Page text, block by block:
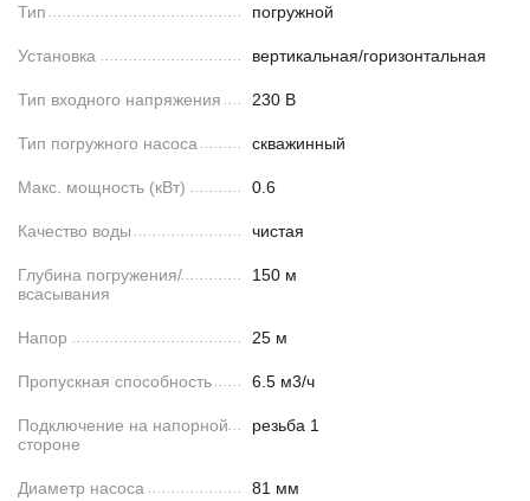
Тип погружной
Установка вертикальная/горизонтальная
Тип входного напряжения 230 В
Тип погружного насоса скважинный
Макс. мощность (кВт) 0.6
Качество воды чистая
Глубина погружения/
всасывания
150 м
Напор 25 м
Пропускная способность 6.5 м3/ч
Подключение на напорной
стороне
резьба 1
Диаметр насоса 81 мм